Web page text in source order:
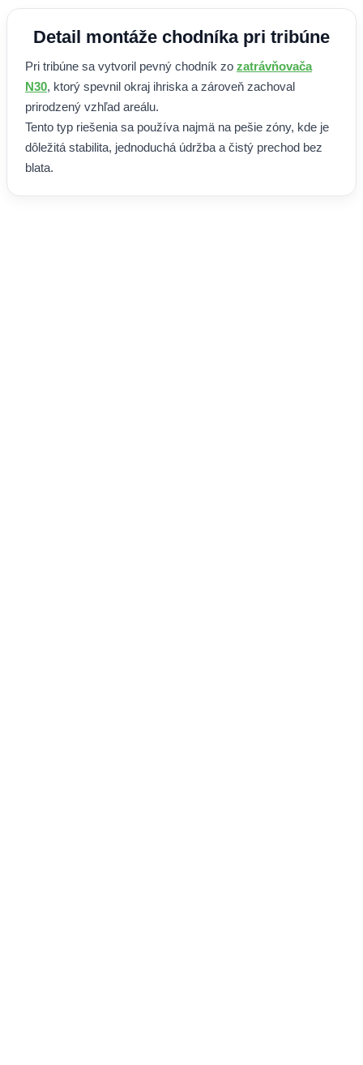
Detail montáže chodníka pri tribúne
Pri tribúne sa vytvoril pevný chodník zo zatrávňovača
N30, ktorý spevnil okraj ihriska a zároveň zachoval
prirodzený vzhľad areálu.
Tento typ riešenia sa používa najmä na pešie zóny, kde je
dôležitá stabilita, jednoduchá údržba a čistý prechod bez
blata.